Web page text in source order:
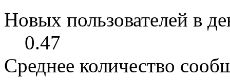
Новых пользователей в
0.47
Среднее количество